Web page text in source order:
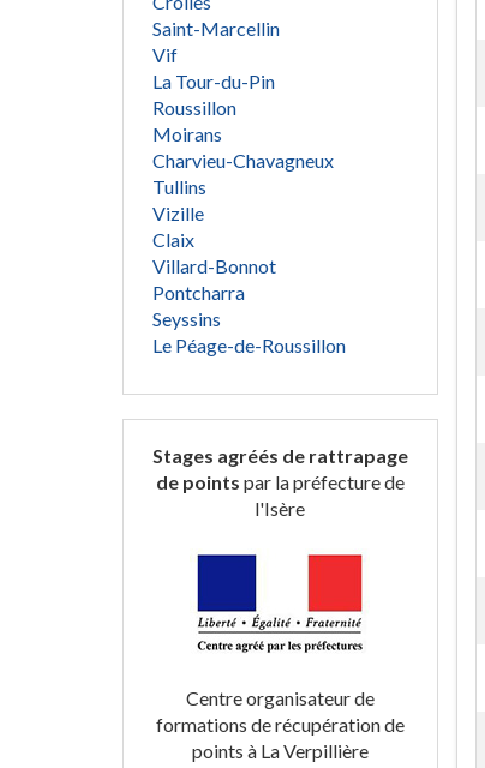
Saint-Marcellin
Vif
La Tour-du-Pin
Roussillon
Moirans
Charvieu-Chavagneux
Tullins
Vizille
Claix
Villard-Bonnot
Pontcharra
Seyssins
Le Péage-de-Roussillon
Stages agréés de rattrapage
de points par la préfecture de
l'Isère
Centre organisateur de
formations de récupération de
points à La Verpillière